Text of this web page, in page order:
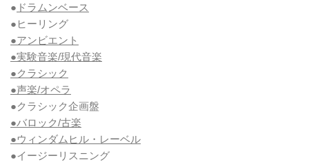
● ドラムンベース
●ヒーリング
●アンビエント
●実験音楽/現代音楽
●クラシック
●声楽/オペラ
●クラシック企画盤
●バロック/古楽
●ウィンダムヒル・レーベル
●イージーリスニング